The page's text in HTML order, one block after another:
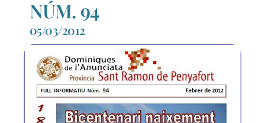
Notícies
Recursos
Contacte
NÚM. 94
05/03/2012